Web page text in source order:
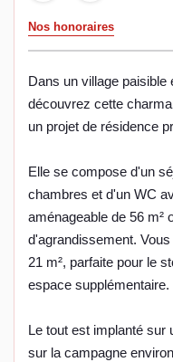
Nos honoraires
Dans un village paisible
découvrez cette
un projet de résidence
Elle se compose d'un
chambres et d'un WC
aménageable de 56 m²
d'agrandissement.
21 m², parfaite pour le
espace supplémentaire.
Le tout est implanté sur
sur la campagne